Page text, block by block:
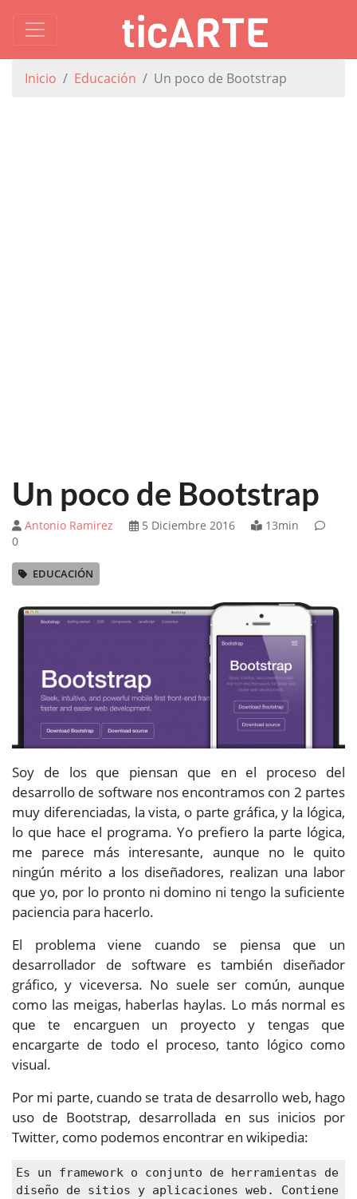
Inicio Educación Un poco de Bootstrap
Un poco de Bootstrap
Antonio Ramirez 5 Diciembre 2016
13min
0
EDUCACIÓN
Soy de los que piensan que en el proceso del
desarrollo de software nos encontramos con 2 partes
muy diferenciadas, la vista, o parte gráfica, y la lógica,
lo que hace el programa. Yo prefiero la parte lógica,
me parece más interesante, aunque no le quito
ningún mérito a los diseñadores, realizan una labor
que yo, por lo pronto ni domino ni tengo la suficiente
paciencia para hacerlo.
El problema viene cuando se piensa que un
desarrollador de software es también diseñador
gráfico, y viceversa. No suele ser común, aunque
como las meigas, haberlas haylas. Lo más normal es
que te encarguen un proyecto y tengas que
encargarte de todo el proceso, tanto lógico como
visual.
Por mi parte, cuando se trata de desarrollo web, hago
uso de Bootstrap, desarrollada en sus inicios por
Twitter, como podemos encontrar en wikipedia:
Es un framework o conjunto de herramientas de
diseño de sitios y aplicaciones web. Contiene